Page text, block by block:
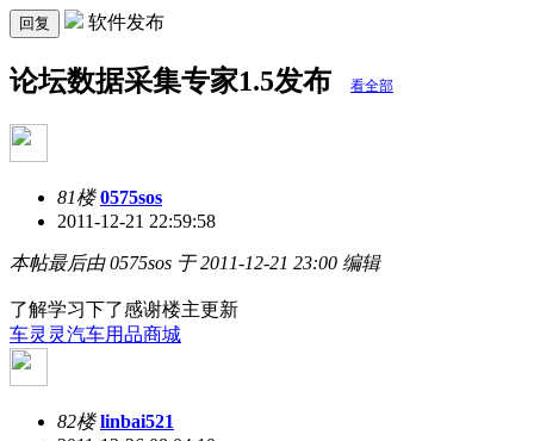
回复 软件发布
论坛数据采集专家1.5发布 看全部
81楼 0575sos
2011-12-21 22:59:58
本帖最后由 0575sos 于 2011-12-21 23:00 编辑
了解学习下了感谢楼主更新
车灵灵汽车用品商城
82楼 linbai521